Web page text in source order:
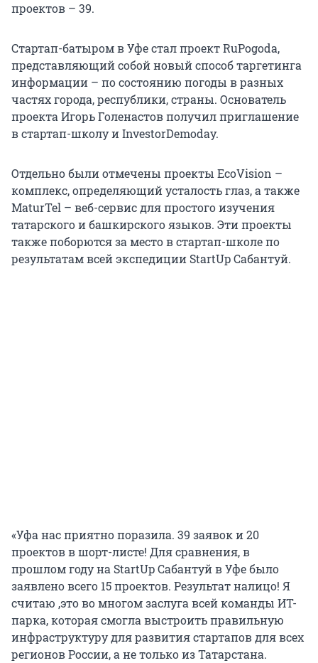
проектов – 39.
Стартап-батыром в Уфе стал проект RuPogoda,
представляющий собой новый способ таргетинга
информации – по состоянию погоды в разных
частях города, республики, страны. Основатель
проекта Игорь Голенастов получил приглашение
в стартап-школу и InvestorDemoday.
Отдельно были отмечены проекты EcoVision –
комплекс, определяющий усталость глаз, а также
MaturTel – веб-сервис для простого изучения
татарского и башкирского языков. Эти проекты
также поборются за место в стартап-школе по
результатам всей экспедиции StartUp Сабантуй.
«Уфа нас приятно поразила. 39 заявок и 20
проектов в шорт-листе! Для сравнения, в
прошлом году на StartUp Сабантуй в Уфе было
заявлено всего 15 проектов. Результат налицо! Я
считаю ,это во многом заслуга всей команды ИТ-
парка, которая смогла выстроить правильную
инфраструктуру для развития стартапов для всех
регионов России, а не только из Татарстана.